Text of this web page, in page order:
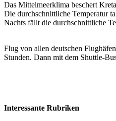
Das Mittelmeerklima beschert
Die durchschnittliche Temperatur
Nachts fällt die durchschnittliche
Flug von allen deutschen
Stunden. Dann mit dem Shuttle-
Interessante Rubriken